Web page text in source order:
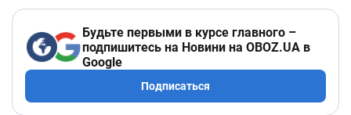
Будьте первыми в курсе главного –
подпишитесь на Новини на OBOZ.UA в
Google
Подписаться